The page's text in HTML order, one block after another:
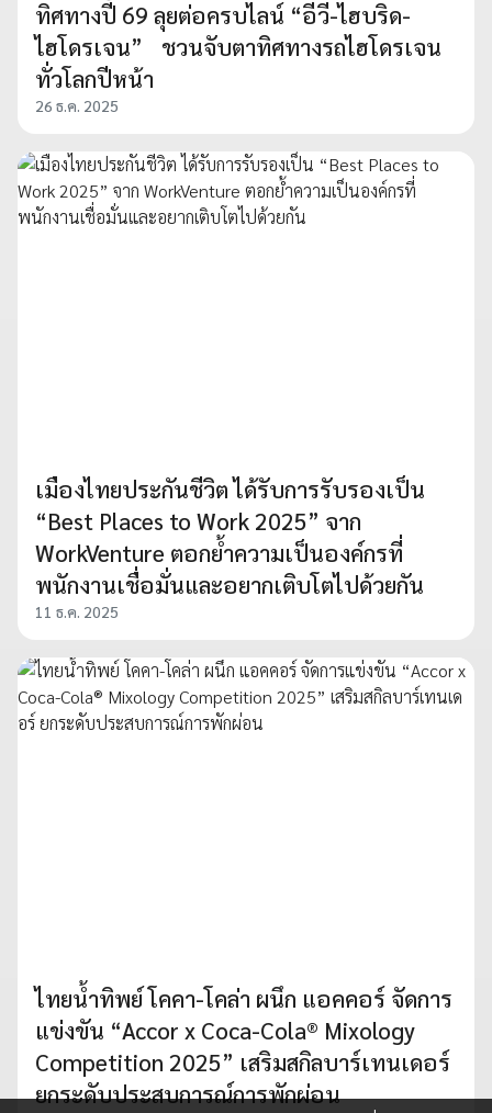
ทิศทางปี 69 ลุยต่อครบไลน์ “อีวี-ไฮบริด-
ไฮโดรเจน” ชวนจับตาทิศทางรถไฮโดรเจน
ทั่วโลกปีหน้า
26 ธ.ค. 2025
เมืองไทยประกันชีวิต ได้รับการรับรองเป็น
“Best Places to Work 2025” จาก
WorkVenture ตอกย้ำความเป็นองค์กรที่
พนักงานเชื่อมั่นและอยากเติบโตไปด้วยกัน
11 ธ.ค. 2025
ไทยน้ำทิพย์ โคคา-โคล่า ผนึก แอคคอร์ จัดการ
แข่งขัน “Accor x Coca-Cola® Mixology
Competition 2025” เสริมสกิลบาร์เทนเดอร์
ยกระดับประสบการณ์การพักผ่อน